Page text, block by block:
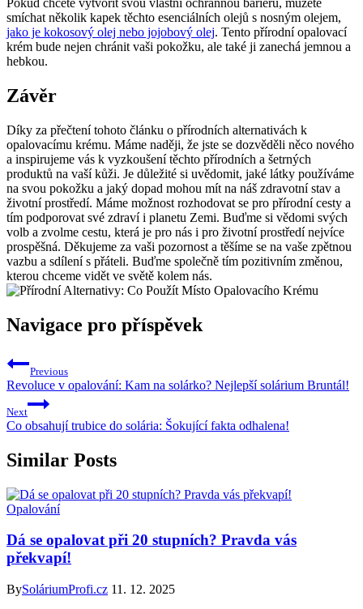
Pokud chcete vytvořit svou vlastní ochrannou bariéru, můžete
smíchat několik kapek těchto esenciálních olejů s nosným olejem,
jako je kokosový olej nebo jojobový olej. Tento přírodní opalovací
krém bude nejen chránit vaši pokožku, ale také ji zanechá jemnou a
hebkou.
Závěr
Díky za přečtení tohoto článku o přírodních alternativách k
opalovacímu krému. Máme naději, že jste se dozvěděli něco nového
a inspirujeme vás k vyzkoušení těchto přírodních a šetrných
produktů na vaší kůži. Je důležité si uvědomit, jaké látky používáme
na svou pokožku a jaký dopad mohou mít na náš zdravotní stav a
životní prostředí. Máme možnost rozhodovat se pro přírodní cesty a
tím podporovat své zdraví i planetu Zemi. Buďme si vědomi svých
volb a zvolme cestu, která je pro nás i pro životní prostředí nejvíce
prospěšná. Děkujeme za vaši pozornost a těšíme se na vaše zpětnou
vazbu a sdílení s přáteli. Buďme společně tím pozitivním změnou,
kterou chceme vidět ve světě kolem nás.
Navigace pro příspěvek
Previous
Revoluce v opalování: Kam na solárko? Nejlepší solárium Bruntál!
Next
Co obsahují trubice do solária: Šokující fakta odhalena!
Similar Posts
Opalování
Dá se opalovat při 20 stupních? Pravda vás
překvapí!
BySoláriumProfi.cz 11. 12. 2025